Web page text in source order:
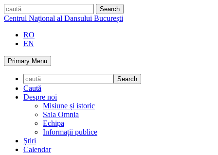
Skip
to
caută
Centrul Național al Dansului București
RO
EN
Primary Menu
Caută
Despre noi
Misiune și istoric
Sala Omnia
Echipa
Informații publice
Știri
Calendar